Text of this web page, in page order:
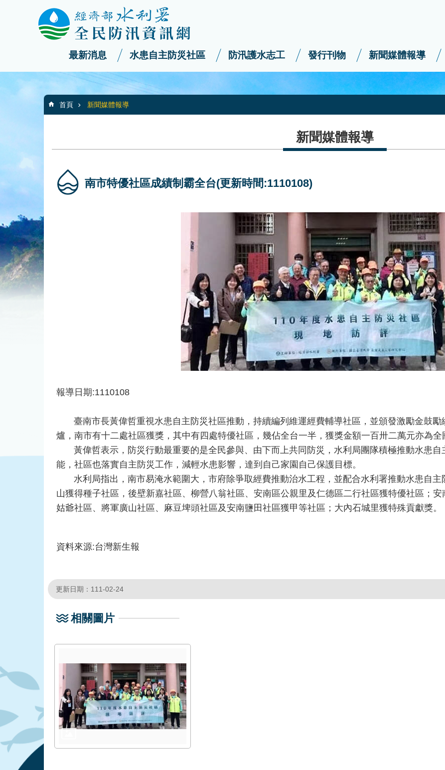
跳到主要內容區塊
最新消息 水患自主防災社區 防汛護水志工 發行刊物 新聞媒體報導
:::
首頁 新聞媒體報導
新聞媒體報導
南市特優社區成績制霸全台​(更新時間:1110108)
報導日期:1110108
臺南市長黃偉哲重視水患自主防災社區推動，持續編列維運經費輔導社區，並頒發激勵金鼓勵
爐，南市有十二處社區獲獎，其中有四處特優社區，幾佔全台一半，獲獎金額一百卅二萬元亦為全
黃偉哲表示，防災行動最重要的是全民參與、由下而上共同防災，水利局團隊積極推動水患自
能，社區也落實自主防災工作，減輕水患影響，達到自己家園自己保護目標。
水利局指出，南市易淹水範圍大，市府除爭取經費推動治水工程，並配合水利署推動水患自主
山獲得種子社區，後壁新嘉社區、柳營八翁社區、安南區公親里及仁德區二行社區獲特優社區；
姑爺社區、將軍廣山社區、麻豆埤頭社區及安南鹽田社區獲甲等社區；大內石城里獲特殊貢獻獎。
資料來源:台灣新生報
更新日期：111-02-24
相關圖片